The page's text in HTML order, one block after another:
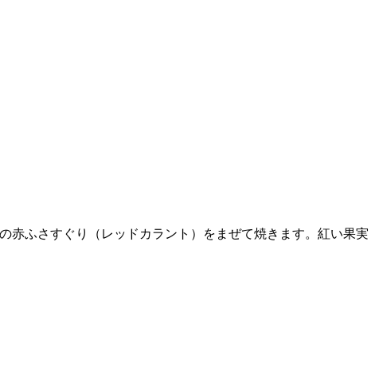
赤ふさすぐり（レッドカラント）をまぜて焼きます。紅い果実